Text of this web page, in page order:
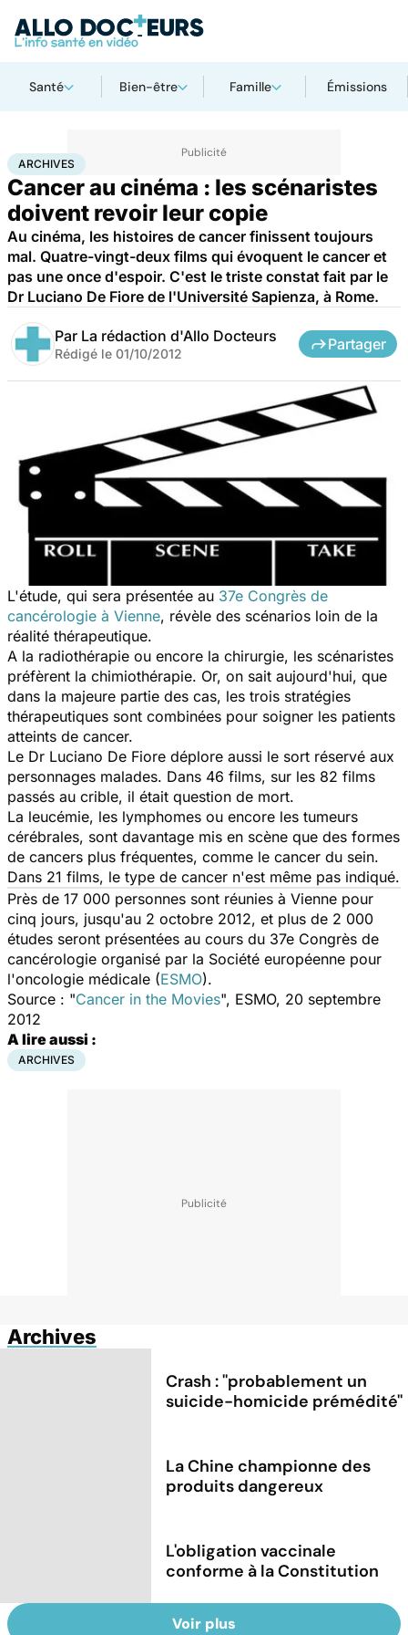
Santé Bien-être Famille Émissions
AccueilSantéArchives
ARCHIVES
Cancer au cinéma : les scénaristes
doivent revoir leur copie
Au cinéma, les histoires de cancer finissent toujours
mal. Quatre-vingt-deux films qui évoquent le cancer et
pas une once d'espoir. C'est le triste constat fait par le
Dr Luciano De Fiore de l'Université Sapienza, à Rome.
Par La rédaction d'Allo Docteurs
Rédigé le 01/10/2012
Partager
L'étude, qui sera présentée au 37e Congrès de
cancérologie à Vienne, révèle des scénarios loin de la
réalité thérapeutique.
A la radiothérapie ou encore la chirurgie, les scénaristes
préfèrent la chimiothérapie. Or, on sait aujourd'hui, que
dans la majeure partie des cas, les trois stratégies
thérapeutiques sont combinées pour soigner les patients
atteints de cancer.
Le Dr Luciano De Fiore déplore aussi le sort réservé aux
personnages malades. Dans 46 films, sur les 82 films
passés au crible, il était question de mort.
La leucémie, les lymphomes ou encore les tumeurs
cérébrales, sont davantage mis en scène que des formes
de cancers plus fréquentes, comme le cancer du sein.
Dans 21 films, le type de cancer n'est même pas indiqué.
Près de 17 000 personnes sont réunies à Vienne pour
cinq jours, jusqu'au 2 octobre 2012, et plus de 2 000
études seront présentées au cours du 37e Congrès de
cancérologie organisé par la Société européenne pour
l'oncologie médicale (ESMO).
Source : "Cancer in the Movies", ESMO, 20 septembre
2012
A lire aussi :
ARCHIVES
Archives
Crash : ''probablement un
suicide-homicide prémédité''
La Chine championne des
produits dangereux
L'obligation vaccinale
conforme à la Constitution
Voir plus